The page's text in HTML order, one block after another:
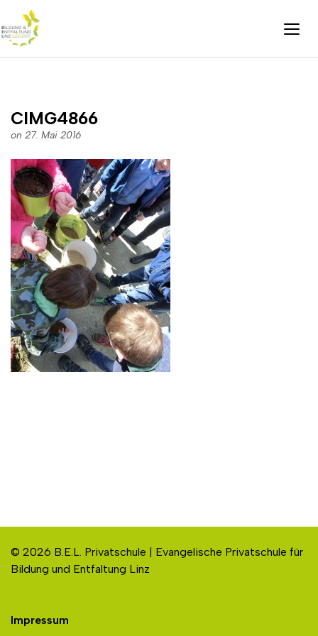
CIMG4866
on 27. Mai 2016
© 2026 B.E.L. Privatschule | Evangelische Privatschule für
Bildung und Entfaltung Linz
Impressum